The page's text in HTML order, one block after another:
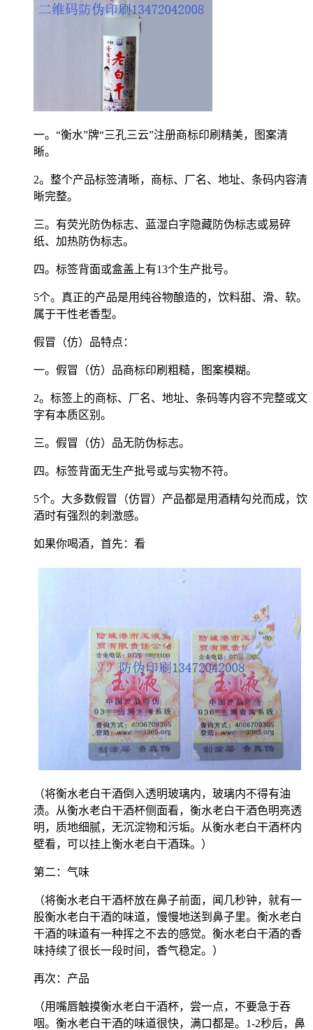
一。“衡水”牌“三孔三云”注册商标印刷精美，图案清
晰。
2。整个产品标签清晰，商标、厂名、地址、条码内容清
晰完整。
三。有荧光防伪标志、蓝湿白字隐藏防伪标志或易碎
纸、加热防伪标志。
四。标签背面或盒盖上有13个生产批号。
5个。真正的产品是用纯谷物酿造的，饮料甜、滑、软。
属于干性老香型。
假冒（仿）品特点：
一。假冒（仿）品商标印刷粗糙，图案模糊。
2。标签上的商标、厂名、地址、条码等内容不完整或文
字有本质区别。
三。假冒（仿）品无防伪标志。
四。标签背面无生产批号或与实物不符。
5个。大多数假冒（仿冒）产品都是用酒精勾兑而成，饮
酒时有强烈的刺激感。
如果你喝酒，首先：看
（将衡水老白干酒倒入透明玻璃内，玻璃内不得有油
渍。从衡水老白干酒杯侧面看，衡水老白干酒色明亮透
明，质地细腻，无沉淀物和污垢。从衡水老白干酒杯内
壁看，可以挂上衡水老白干酒珠。）
第二：气味
（将衡水老白干酒杯放在鼻子前面，闻几秒钟，就有一
股衡水老白干酒的味道，慢慢地送到鼻子里。衡水老白
干酒的味道有一种挥之不去的感觉。衡水老白干酒的香
味持续了很长一段时间，香气稳定。）
再次：产品
（用嘴唇触摸衡水老白干酒杯，尝一点，不要急于吞
咽。衡水老白干酒的味道很快，满口都是。1-2秒后，鼻